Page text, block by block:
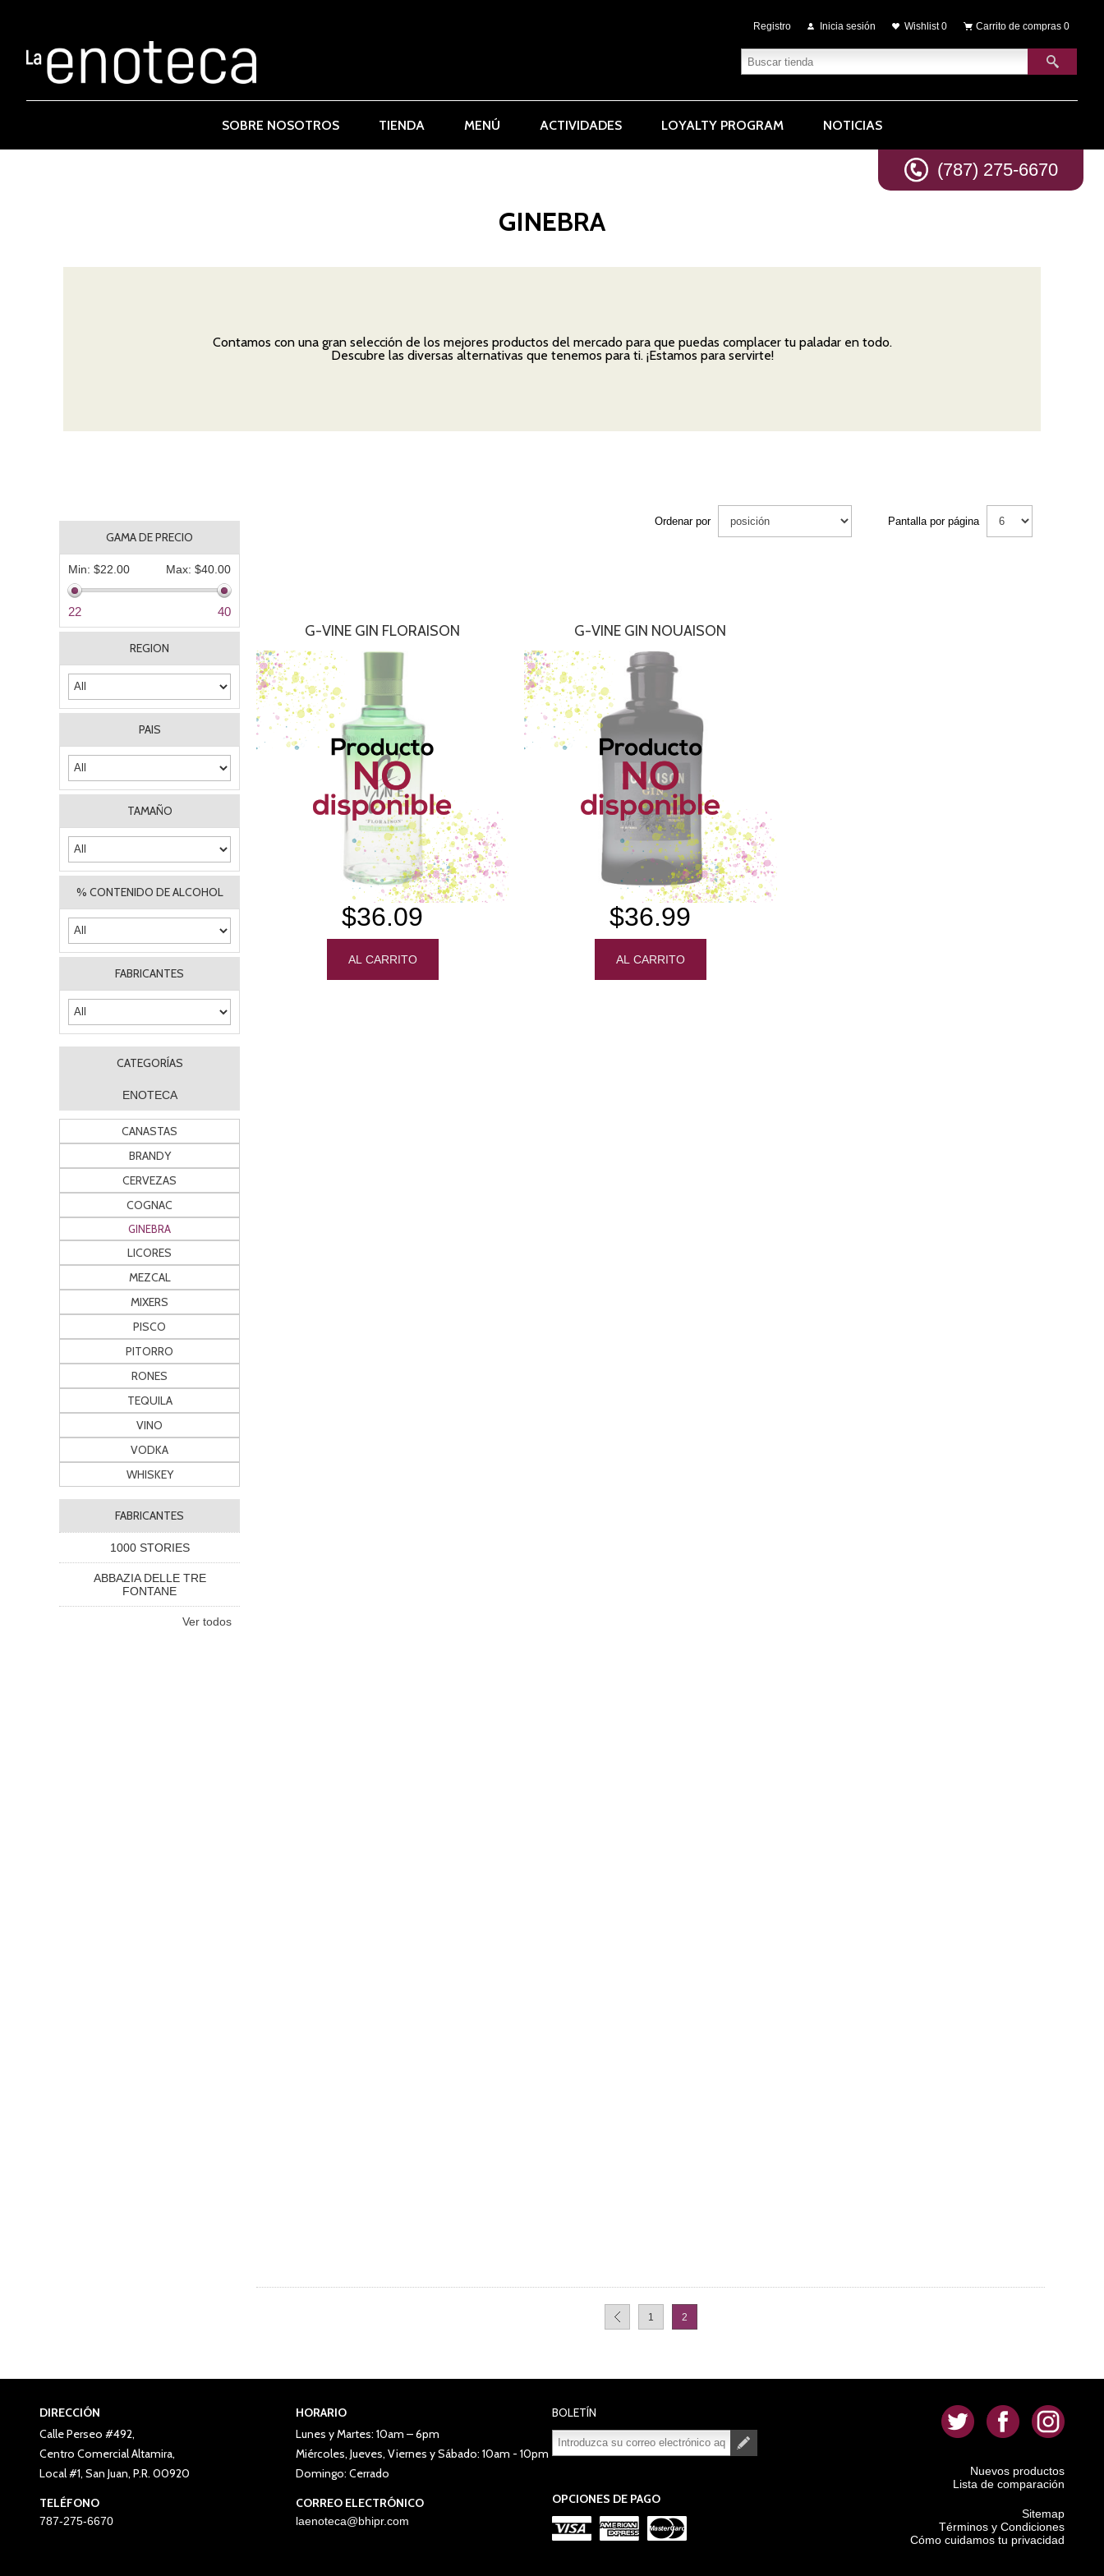
Registro Inicia sesión Wishlist 0 Carrito de compras 0
(787) 275-6670
SOBRE NOSOTROS TIENDA MENÚ ACTIVIDADES LOYALTY PROGRAM NOTICIAS
GINEBRA
Contamos con una gran selección de los mejores productos del mercado para que puedas complacer tu paladar en todo.
Descubre las diversas alternativas que tenemos para ti. ¡Estamos para servirte!
Ordenar por Pantalla por página
G-VINE GIN FLORAISON
$36.09
G-VINE GIN NOUAISON
$36.99
1 2
GAMA DE PRECIO
Min: $22.00 Max: $40.00
22 40
REGION
PAIS
TAMAÑO
% CONTENIDO DE ALCOHOL
FABRICANTES
CATEGORÍAS
ENOTECA
CANASTAS
BRANDY
CERVEZAS
COGNAC
GINEBRA
LICORES
MEZCAL
MIXERS
PISCO
PITORRO
RONES
TEQUILA
VINO
VODKA
WHISKEY
FABRICANTES
1000 STORIES
ABBAZIA DELLE TRE
FONTANE
Ver todos
DIRECCIÓN
Calle Perseo #492,
Centro Comercial Altamira,
Local #1, San Juan, P.R. 00920
TELÉFONO
787-275-6670
HORARIO
Lunes y Martes: 10am – 6pm
Miércoles, Jueves, Viernes y Sábado: 10am - 10pm
Domingo: Cerrado
CORREO ELECTRÓNICO
laenoteca@bhipr.com
BOLETÍN
OPCIONES DE PAGO
. . .
Nuevos productos
Lista de comparación
Sitemap
Términos y Condiciones
Cómo cuidamos tu privacidad